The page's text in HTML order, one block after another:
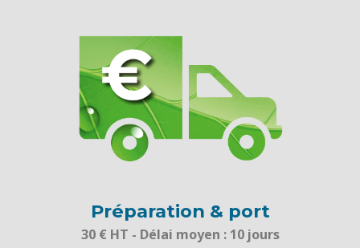
Préparation & port
30 € HT - Délai moyen : 10 jours